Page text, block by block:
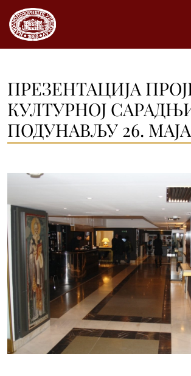
ПРЕЗЕНТАЦИЈА
КУЛТУРНОЈ
ПОДУНАВЉУ 26. МАЈА